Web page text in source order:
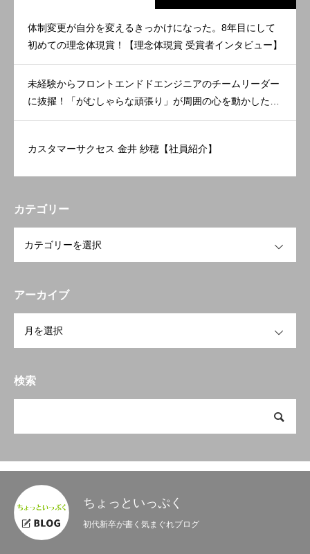
体制変更が自分を変えるきっかけになった。8年目にして
初めての理念体現賞！【理念体現賞 受賞者インタビュー】
未経験からフロントエンドドエンジニアのチームリーダー
に抜擢！「がむしゃらな頑張り」が周囲の心を動かした。
【理念体現賞 受賞者インタビュー】
カスタマーサクセス 金井 紗穂【社員紹介】
カテゴリー
アーカイブ
検索
ちょっといっぷく
初代新卒が書く気まぐれブログ